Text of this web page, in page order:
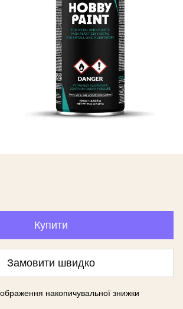
Купити
Замовити швидко
накопичувальної знижки